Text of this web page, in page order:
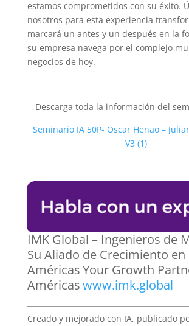
estamos comprometidos con su éxito.
nosotros para esta experiencia
marcará un antes y un después en la
su empresa navega por el complejo
negocios de hoy.
↓Descarga toda la información del
Seminario IA 50P- Oscar Henao –
V3 (1)
IMK Global – Ingenieros de
Su Aliado de Crecimiento en
AméricasYour Growth
Américaswww.imk.global
Creado y mejorado con IA, publicado